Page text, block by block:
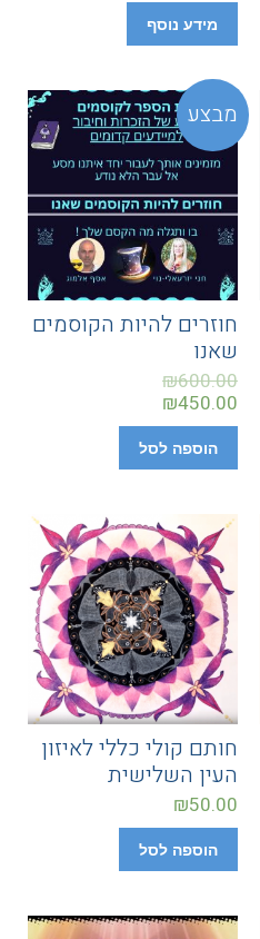
מידע נוסף
מבצע
חוזרים להיות הקוסמים
שאנו
₪600.00
₪450.00
הוספה לסל
חותם קולי כללי לאיזון
העין השלישית
₪50.00
הוספה לסל